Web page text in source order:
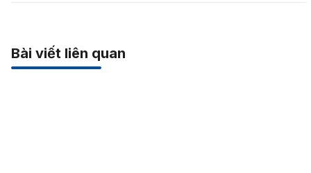
Bài viết liên quan